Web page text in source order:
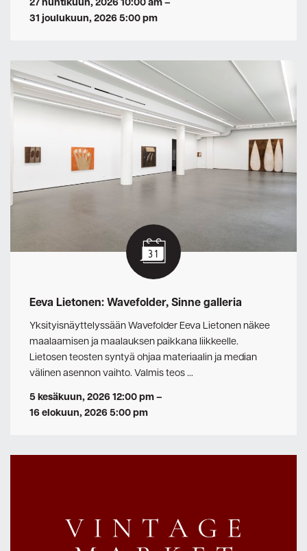
31 joulukuun, 2026 5:00 pm
Eeva Lietonen: Wavefolder, Sinne galleria
Yksityisnäyttelyssään Wavefolder Eeva Lietonen näkee
maalaamisen ja maalauksen paikkana liikkeelle.
Lietosen teosten syntyä ohjaa materiaalin ja median
välinen asennon vaihto. Valmis teos …
5 kesäkuun, 2026 12:00 pm–
16 elokuun, 2026 5:00 pm